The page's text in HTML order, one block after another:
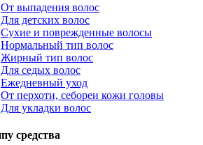
От выпадения волос
Для детских волос
Сухие и поврежденные волосы
Нормальный тип волос
Жирный тип волос
Для седых волос
Ежедневный уход
От перхоти, себореи кожи головы
Для укладки волос
средства